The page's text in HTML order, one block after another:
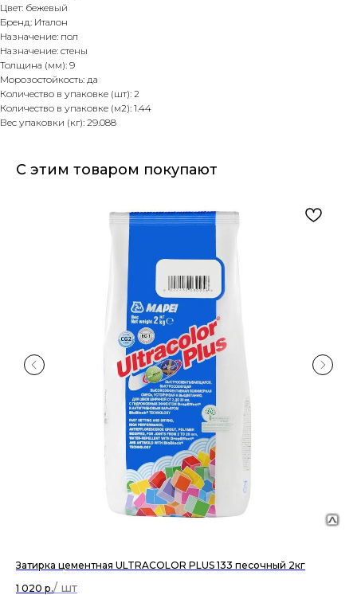
Цвет: бежевый
Бренд: Италон
Назначение: пол
Назначение: стены
Толщина (мм): 9
Морозостойкость: да
Количество в упаковке (шт): 2
Количество в упаковке (м2): 1.44
Вес упаковки (кг): 29.088
С этим товаром покупают
Затирка цементная ULTRACOLOR PLUS 133 песочный 2кг
1 020 р.